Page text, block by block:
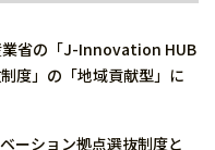
業省の「J-Innovation HUB
度」の「地域貢献型」に
ーション拠点選抜制度と